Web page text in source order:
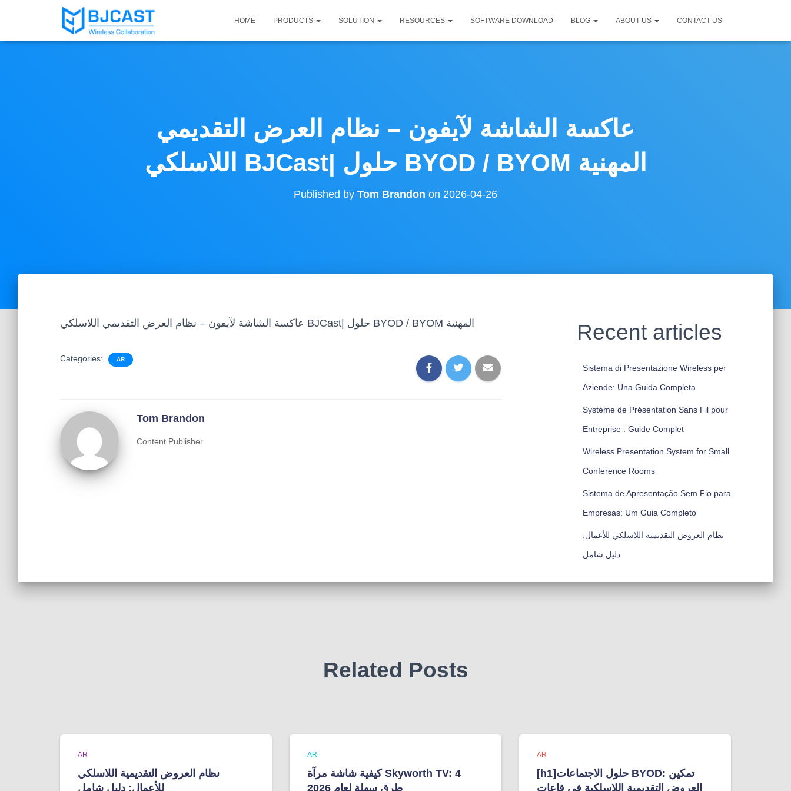
HOME PRODUCTS SOLUTION RESOURCES SOFTWARE DOWNLOAD BLOG ABOUT US CONTACT US
عاكسة الشاشة لآيفون – نظام العرض التقديمي
اللاسلكي BJCast| حلول BYOD / BYOM المهنية
Published by Tom Brandon on 2026-04-26
عاكسة الشاشة لآيفون – نظام العرض التقديمي اللاسلكي BJCast| حلول BYOD / BYOM المهنية
Categories: AR
Tom Brandon
Content Publisher
Recent articles
Sistema di Presentazione Wireless per
Aziende: Una Guida Completa
Système de Présentation Sans Fil pour
Entreprise : Guide Complet
Wireless Presentation System for Small
Conference Rooms
Sistema de Apresentação Sem Fio para
Empresas: Um Guia Completo
نظام العروض التقديمية اللاسلكي للأعمال:
دليل شامل
Related Posts
AR
نظام العروض التقديمية اللاسلكي
للأعمال: دليل شامل
AR
كيفية شاشة مرآة Skyworth TV: 4
طرق سهلة لعام 2026
AR
[h1]حلول الاجتماعات BYOD: تمكين
العروض التقديمية اللاسلكية في قاعات